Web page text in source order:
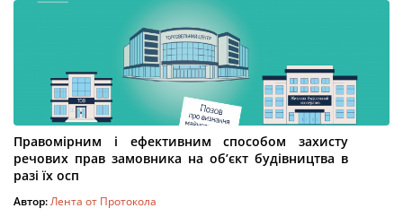
Правомірним і ефективним способом захисту
речових прав замовника на об’єкт будівництва в
разі їх осп
Автор:Лента от Протокола